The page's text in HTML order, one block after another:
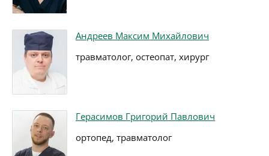
Андреев Максим Михайлович
травматолог, остеопат, хирург
Герасимов Григорий Павлович
ортопед, травматолог